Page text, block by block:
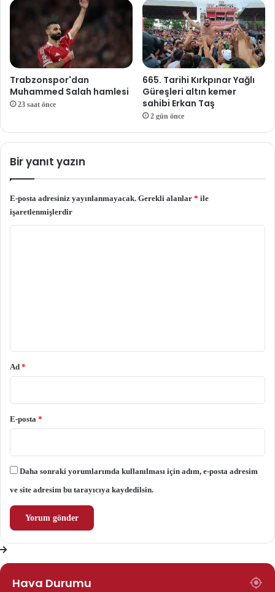
Trabzonspor'dan
Muhammed Salah hamlesi
23 saat önce
665. Tarihi Kırkpınar Yağlı
Güreşleri altın kemer
sahibi Erkan Taş
2 gün önce
Bir yanıt yazın
E-posta adresiniz yayınlanmayacak. Gerekli alanlar * ile
işaretlenmişlerdir
Ad *
E-posta *
Daha sonraki yorumlarımda kullanılması için adım, e-posta adresim
ve site adresim bu tarayıcıya kaydedilsin.
Hava Durumu